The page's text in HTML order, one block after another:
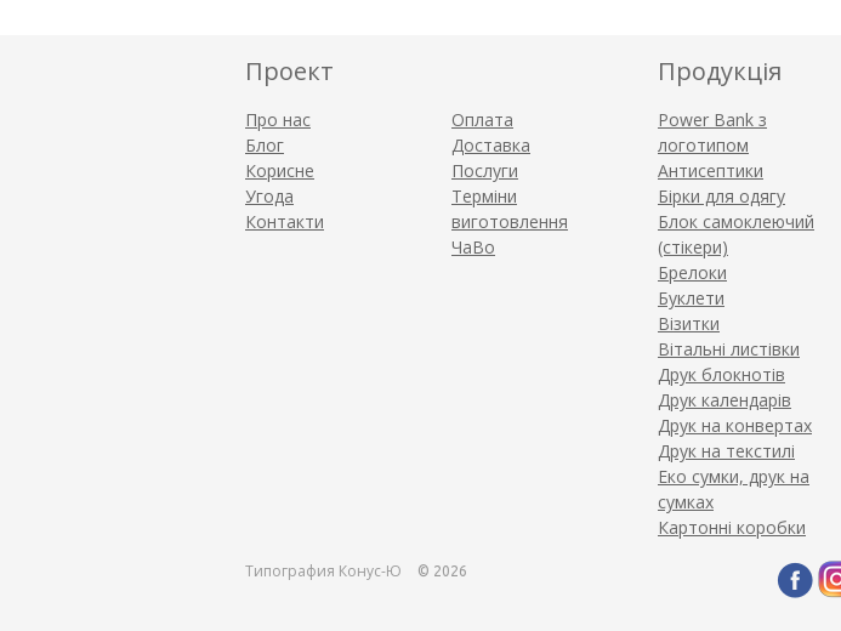
Проект
Про нас
Блог
Корисне
Угода
Контакти
Оплата
Доставка
Послуги
Терміни
виготовлення
ЧаВо
Продукція
Power Bank з
логотипом
Антисептики
Бірки для одягу
Блок самоклеючий
(стікери)
Брелоки
Буклети
Візитки
Вітальні листівки
Друк блокнотів
Друк календарів
Друк на конвертах
Друк на текстилі
Еко сумки, друк на
сумках
Картонні коробки
Типография Конус-Ю © 2026